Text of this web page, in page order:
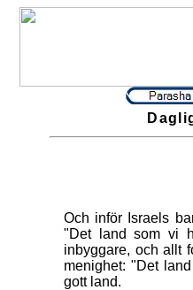
Och inför Israels
"Det land som vi
inbyggare, och allt
menighet: "Det
gott land.